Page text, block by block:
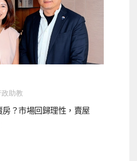
助教
？市場回歸理性，賣屋